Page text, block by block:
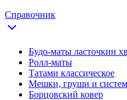
Справочник
Будо-маты ласточкин
Ролл-маты
Татами классическое
Мешки, груши и
Борцовский ковер